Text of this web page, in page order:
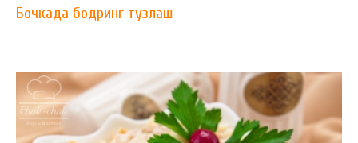
Бочкада бодринг тузлаш